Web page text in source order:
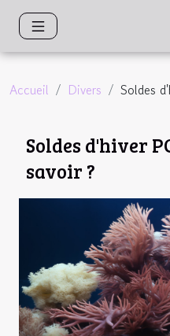
Accueil Divers Soldes
Soldes d'hiver
savoir ?